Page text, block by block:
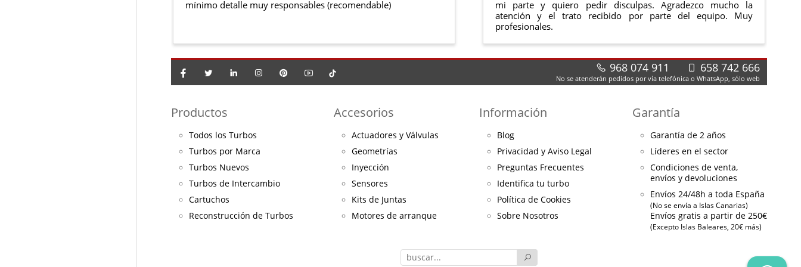
mínimo detalle muy responsables (recomendable)
mi parte y quiero pedir disculpas. Agradezco mucho la
atención y el trato recibido por parte del equipo. Muy
profesionales.
968 074 911 658 742 666
No se atenderán pedidos por vía telefónica o WhatsApp, sólo web
Productos
Todos los Turbos
Turbos por Marca
Turbos Nuevos
Turbos de Intercambio
Cartuchos
Reconstrucción de Turbos
Accesorios
Actuadores y Válvulas
Geometrías
Inyección
Sensores
Kits de Juntas
Motores de arranque
Información
Blog
Privacidad y Aviso Legal
Preguntas Frecuentes
Identifica tu turbo
Política de Cookies
Sobre Nosotros
Garantía
Garantía de 2 años
Líderes en el sector
Condiciones de venta,
envíos y devoluciones
Envíos 24/48h a toda España
(No se envía a Islas Canarias)
Envíos gratis a partir de 250€
(Excepto Islas Baleares, 20€ más)